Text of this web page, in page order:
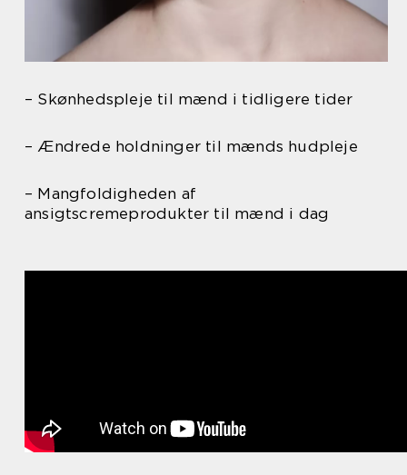
– Skønhedspleje til mænd i tidligere tider
– Ændrede holdninger til mænds hudpleje
– Mangfoldigheden af
ansigtscremeprodukter til mænd i dag